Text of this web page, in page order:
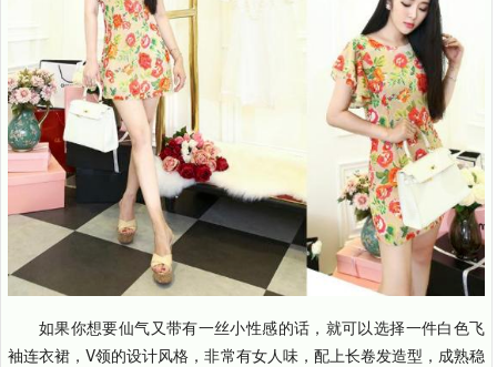
如果你想要仙气又带有一丝小性感的话，就可以选择一件白色飞
袖连衣裙，V领的设计风格，非常有女人味，配上长卷发造型，成熟稳